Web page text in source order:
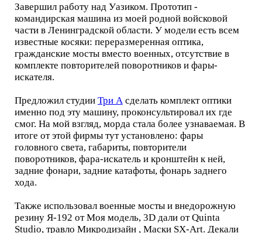
Завершил работу над Уазиком. Прототип -
командирская машина из моей родной войсковой
части в Ленинградской области. У модели есть всем
известные косяки: переразмеренная оптика,
гражданские мосты вместо военных, отсутствие в
комплекте повторителей поворотников и фары-
искателя.
Предложил студии Три Асделать комплект оптики
именно под эту машину, проконсультировал их где
смог. На мой взгляд, морда стала более узнаваемая. В
итоге от этой фирмы тут установлено: фары
головного света, габариты, повторители
поворотников, фара-искатель и кронштейн к ней,
задние фонари, задние катафоты, фонарь заднего
хода.
Также использовал военные мосты и внедорожную
резину Я-192 от Моя модель, 3D дали от Quinta
Studio, травло Микродизайн , Маски SX-Art. Декали